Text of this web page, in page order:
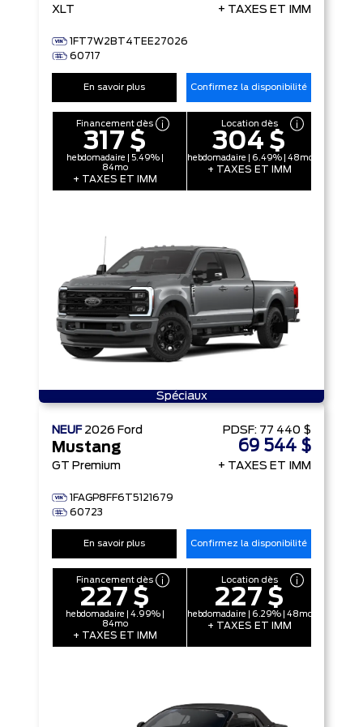
XLT
1FT7W2BT4TEE27026
60717
+ TAXES ET IMM
En savoir plus Confirmez la disponibilité
Financement dès
317 $
hebdomadaire | 5.49% |
84mo
+ TAXES ET IMM
Location dès
304 $
hebdomadaire | 6.49% | 48mo
+ TAXES ET IMM
Spéciaux
NEUF 2026 Ford
Mustang
GT Premium
1FAGP8FF6T5121679
60723
PDSF: 77 440 $
69 544 $
+ TAXES ET IMM
En savoir plus Confirmez la disponibilité
Financement dès
227 $
hebdomadaire | 4.99% |
84mo
+ TAXES ET IMM
Location dès
227 $
hebdomadaire | 6.29% | 48mo
+ TAXES ET IMM